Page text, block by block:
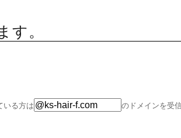
す。
いる方は
のドメインを受